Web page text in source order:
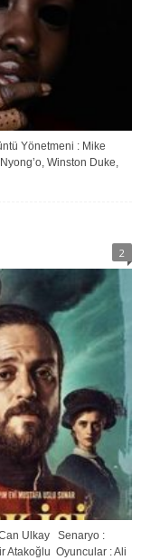
Yönetmeni : Mike
Winston Duke,
2
Ulkay Senaryo :
Atakoğlu Oyuncular : Ali